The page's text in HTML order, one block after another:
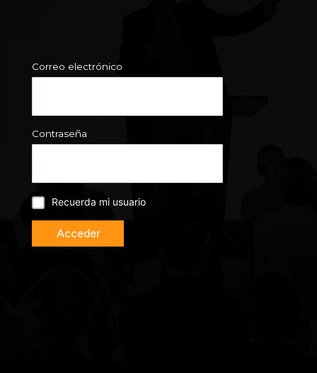
Correo electrónico
Contraseña
Recuerda mi usuario